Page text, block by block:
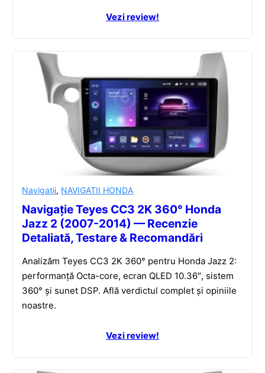
Vezi review!
Navigatii, NAVIGATII HONDA
Navigație Teyes CC3 2K 360° Honda
Jazz 2 (2007-2014) — Recenzie
Detaliată, Testare & Recomandări
Analizăm Teyes CC3 2K 360° pentru Honda Jazz 2:
performanță Octa-core, ecran QLED 10.36″, sistem
360° și sunet DSP. Află verdictul complet și opiniile
noastre.
Vezi review!